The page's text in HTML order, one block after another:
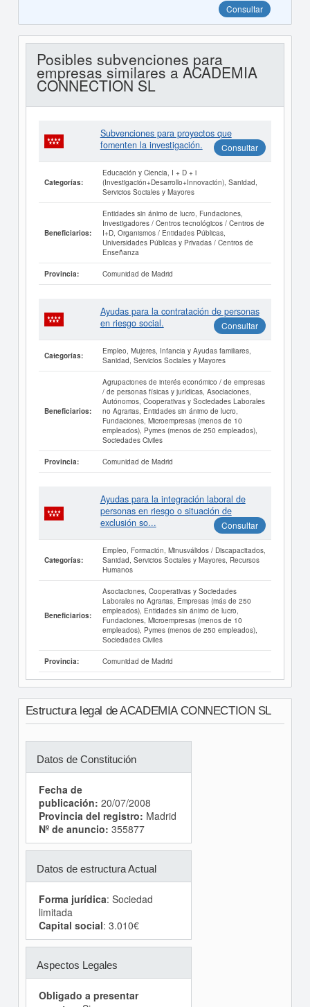
Consultar
Posibles subvenciones para
empresas similares a ACADEMIA
CONNECTION SL
Subvenciones para proyectos que
fomenten la investigación.
Consultar
Categorías:
Educación y Ciencia, I + D + i
(Investigación+Desarrollo+Innovación), Sanidad,
Servicios Sociales y Mayores
Beneficiarios:
Entidades sin ánimo de lucro, Fundaciones,
Investigadores / Centros tecnológicos / Centros de
I+D, Organismos / Entidades Públicas,
Universidades Públicas y Privadas / Centros de
Enseñanza
Provincia: Comunidad de Madrid
Ayudas para la contratación de personas
en riesgo social.
Consultar
Categorías:
Empleo, Mujeres, Infancia y Ayudas familiares,
Sanidad, Servicios Sociales y Mayores
Beneficiarios:
Agrupaciones de interés económico / de empresas
/ de personas físicas y jurídicas, Asociaciones,
Autónomos, Cooperativas y Sociedades Laborales
no Agrarias, Entidades sin ánimo de lucro,
Fundaciones, Microempresas (menos de 10
empleados), Pymes (menos de 250 empleados),
Sociedades Civiles
Provincia: Comunidad de Madrid
Ayudas para la integración laboral de
personas en riesgo o situación de
exclusión so...
Consultar
Categorías:
Empleo, Formación, Minusválidos / Discapacitados,
Sanidad, Servicios Sociales y Mayores, Recursos
Humanos
Beneficiarios:
Asociaciones, Cooperativas y Sociedades
Laborales no Agrarias, Empresas (más de 250
empleados), Entidades sin ánimo de lucro,
Fundaciones, Microempresas (menos de 10
empleados), Pymes (menos de 250 empleados),
Sociedades Civiles
Provincia: Comunidad de Madrid
Estructura legal de ACADEMIA CONNECTION SL
Datos de Constitución
Fecha de
publicación: 20/07/2008
Provincia del registro: Madrid
Nº de anuncio: 355877
Datos de estructura Actual
Forma jurídica: Sociedad
limitada
Capital social: 3.010€
Aspectos Legales
Obligado a presentar